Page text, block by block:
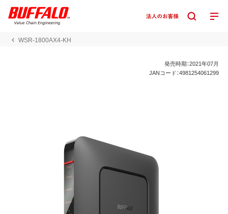
WSR-1800AX4-KH
発売時期：2021年07月
JANコード：4981254061299